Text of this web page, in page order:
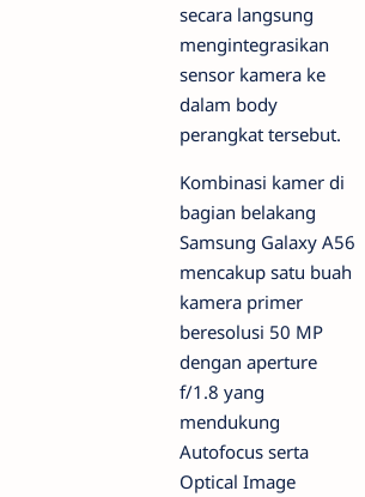
secara langsung
mengintegrasikan
sensor kamera ke
dalam body
perangkat tersebut.
Kombinasi kamer di
bagian belakang
Samsung Galaxy A56
mencakup satu buah
kamera primer
beresolusi 50 MP
dengan aperture
f/1.8 yang
mendukung
Autofocus serta
Optical Image